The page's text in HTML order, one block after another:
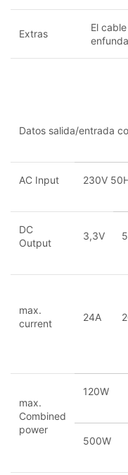
Extras
El
Datos salida/entrada
AC Input 230V
DC
Output
3,3V
max.
current
24A
max.
Combined
power
120W
500W